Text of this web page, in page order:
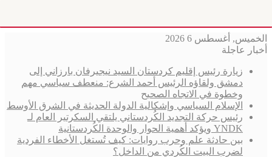
الخميس, أغسطس 6 2026
أخبار عاجلة
زيارة رئيس إقليم كردستان السيد نيجيرفان بارزاني إلى
دمشق ولقاؤه الرئيس أحمد الشرع: منعطف سياسي مهم
وخطوة في الاتجاه الصحيح
الإسلام السياسي وإشكالية الدولة الحديثة في الشرق الأوسط
رئيس حركة التجديد الكُردستاني يلتقي السكرتير العام لـ
YNDK ويؤكد أهمية الحوار والوحدة الكُردستانية
بين حادثة علم وحرب روايات: كيف تُستغل الأخطاء الفردية
لضرب البيت الكُردي من الداخل؟